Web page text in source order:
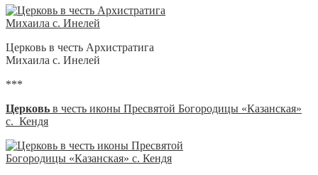
Церковь в честь Архистратига
Михаила с. Инелей
***
Церковь в честь иконы Пресвятой Богородицы «Казанская»
с. Кендя